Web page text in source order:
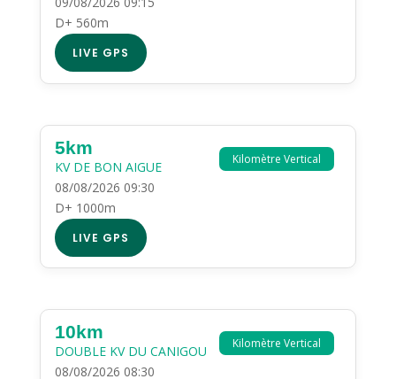
D+ 560m
LIVE GPS
Kilomètre Vertical
5km
KV DE BON AIGUE
08/08/2026 09:30
D+ 1000m
LIVE GPS
Kilomètre Vertical
10km
DOUBLE KV DU CANIGOU
08/08/2026 08:30